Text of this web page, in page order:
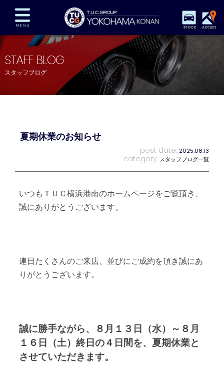
STOCK ACCESS
在庫車両情報 保証&サービス パーツリスト
TUCとは？ 店舗情報 アクセスマップ
全国納車 特別作業 注文販売
STAFF BLOG
スタッフブログ
夏期休業のお知らせ
post date: 2025.08.13
category: スタッフブログ一覧
いつもＴＵＣ横浜港南のホームページをご覧頂き、
誠にありがとうございます。
連日たくさんのご来店、並びにご成約を頂き誠にあ
りがとうございます。
誠に勝手ながら、８月１３日（水）～８月
１６日（土）終日の４日間を、夏期休業と
させていただきます。